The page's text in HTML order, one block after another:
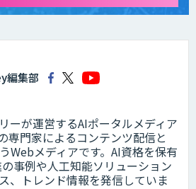
編集部
ーが運営するAIポータルメディア
専門家によるコンテンツ配信と
Webメディアです。AI資格を保有
事例や人工知能ソリューション
、トレンド情報を発信していま